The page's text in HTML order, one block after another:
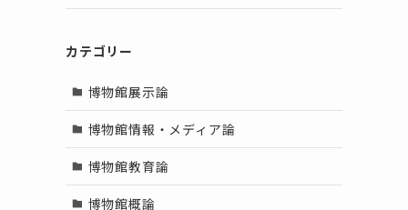
カテゴリー
博物館展示論
博物館情報・メディア論
博物館教育論
博物館概論